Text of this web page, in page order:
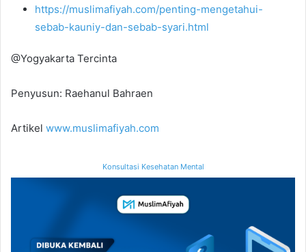
https://muslimafiyah.com/penting-mengetahui-
sebab-kauniy-dan-sebab-syari.html
@Yogyakarta Tercinta
Penyusun: Raehanul Bahraen
Artikel www.muslimafiyah.com
Konsultasi Kesehatan Mental